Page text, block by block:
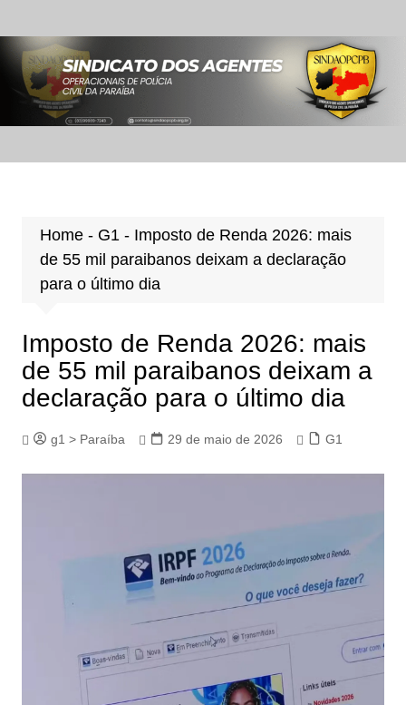
para
conteúdo
Home- G1 - Imposto de Renda 2026: mais
de 55 mil paraibanos deixam a declaração
para o último dia
Imposto de Renda 2026: mais
de 55 mil paraibanos deixam a
declaração para o último dia
g1 > Paraíba 29 de maio de 2026 G1